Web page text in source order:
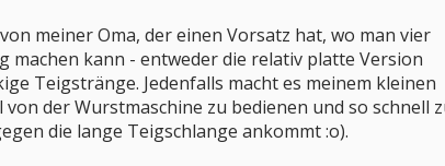
meiner Oma, der einen Vorsatz hat, wo man vier
machen kann - entweder die relativ platte Version
Teigstränge. Jedenfalls macht es meinem kleinen
von der Wurstmaschine zu bedienen und so schnell
die lange Teigschlange ankommt :o).